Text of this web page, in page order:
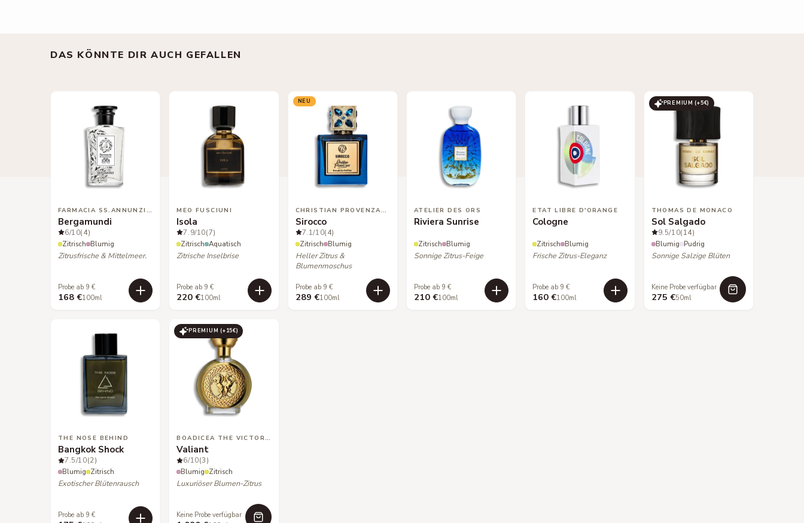
DAS KÖNNTE DIR AUCH GEFALLEN
FARMACIA SS.ANNUNZIATA
Bergamundi
6/10(4)
Zitrisch Blumig
Zitrusfrische & Mittelmeer.
Probe ab 9 €
168 €100ml
MEO FUSCIUNI
Isola
7.9/10(7)
Zitrisch Aquatisch
Zitrische Inselbrise
Probe ab 9 €
220 €100ml
NEU
CHRISTIAN PROVENZANO
Sirocco
7.1/10(4)
Zitrisch Blumig
Heller Zitrus &
Blumenmoschus
Probe ab 9 €
289 €100ml
ATELIER DES ORS
Riviera Sunrise
Zitrisch Blumig
Sonnige Zitrus-Feige
Probe ab 9 €
210 €100ml
ETAT LIBRE D'ORANGE
Cologne
Zitrisch Blumig
Frische Zitrus-Eleganz
Probe ab 9 €
160 €100ml
PREMIUM (+5€)
THOMAS DE MONACO
Sol Salgado
9.5/10(14)
Blumig Pudrig
Sonnige Salzige Blüten
Keine Probe verfügbar
275 €50ml
THE NOSE BEHIND
Bangkok Shock
7.5/10(2)
Blumig Zitrisch
Exotischer Blütenrausch
Probe ab 9 €
PREMIUM (+15€)
BOADICEA THE VICTORIOUS
Valiant
6/10(3)
Blumig Zitrisch
Luxuriöser Blumen-Zitrus
Keine Probe verfügbar